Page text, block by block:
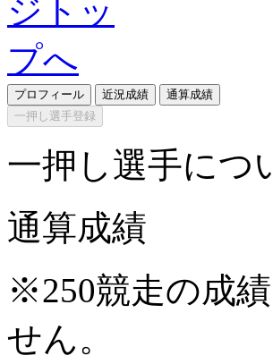
プロフィール 近況成績
通算成績
一押し選手登録
一押し選手につ
通算成績
※250競走の成
せん。